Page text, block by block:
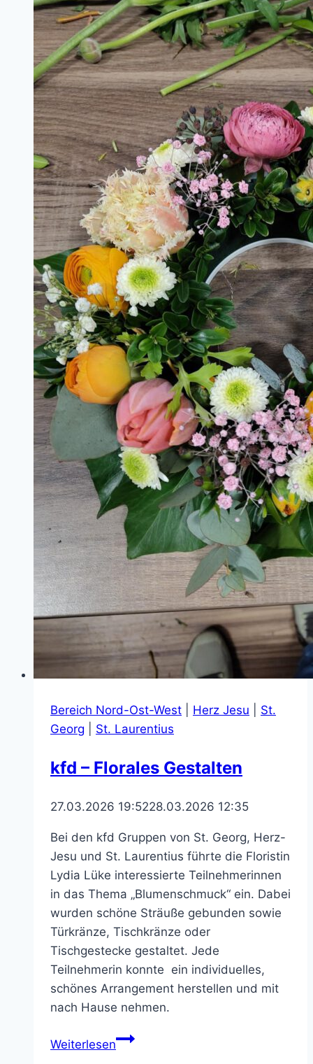
Das
diesjährige
Motto
des
Kochstudios
St.
Laurentius
Bereich Nord-Ost-West Herz Jesu
St.
Georg
St. Laurentius
kfd – Florales Gestalten
27.03.2026 19:5228.03.2026 12:35
Bei den kfd Gruppen von St. Georg, Herz-
Jesu und St. Laurentius führte die Floristin
Lydia Lüke interessierte Teilnehmerinnen
in das Thema „Blumenschmuck“ ein. Dabei
wurden schöne Sträuße gebunden sowie
Türkränze, Tischkränze oder
Tischgestecke gestaltet. Jede
Teilnehmerin konnte ein individuelles,
schönes Arrangement herstellen und mit
nach Hause nehmen.
Weiterlesenkfd